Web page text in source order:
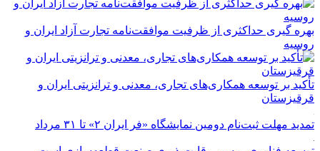
بهره گیری حداکثری از ظرفیت موافقت‌نامه تجارت آزاد ایران و
روسیه
تأکید بر توسعه همکاری‌های تجاری، معدنی و ترانزیتی ایران و
قرقیزستان
تمدید مهلت ثبت‌نام دومین نمایشگاه «فر ایران ۲» تا ۳۱ مرداد